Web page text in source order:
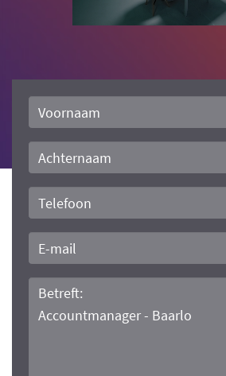
Voornaam
Achternaam
Telefoon
E-
mail
Bericht